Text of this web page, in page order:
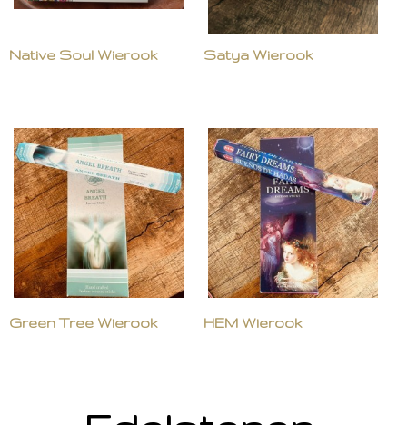
Native Soul Wierook Satya Wierook
Green Tree Wierook HEM Wierook